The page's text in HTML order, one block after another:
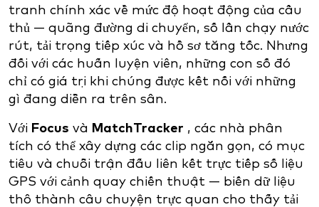
tranh chính xác về mức độ hoạt động của cầu
thủ — quãng đường di chuyển, số lần chạy nước
rút, tải trọng tiếp xúc và hồ sơ tăng tốc. Nhưng
đối với các huấn luyện viên, những con số đó
chỉ có giá trị khi chúng được kết nối với những
gì đang diễn ra trên sân.
Với Focus và MatchTracker , các nhà phân
tích có thể xây dựng các clip ngắn gọn, có mục
tiêu và chuỗi trận đấu liên kết trực tiếp số liệu
GPS với cảnh quay chiến thuật — biến dữ liệu
thô thành câu chuyện trực quan cho thấy tải